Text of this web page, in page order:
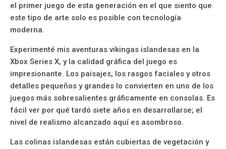
el primer juego de esta generación en el que siento que
este tipo de arte solo es posible con tecnología
moderna.
Experimenté mis aventuras vikingas islandesas en la
Xbox Series X, y la calidad gráfica del juego es
impresionante. Los paisajes, los rasgos faciales y otros
detalles pequeños y grandes lo convierten en uno de los
juegos más sobresalientes gráficamente en consolas. Es
fácil ver por qué tardó siete años en desarrollarse; el
nivel de realismo alcanzado aquí es asombroso.
Las colinas islandesas están cubiertas de vegetación y